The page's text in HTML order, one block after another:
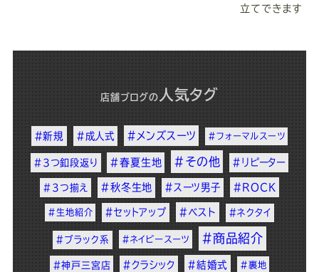
立てできます
店舗ブログ の 人気タグ
#新規 #成人式 #メンズスーツ #フォーマルスーツ
#3つ釦段返り #春夏生地 #その他 #リピーター
#3つ揃え #秋冬生地 #スーツ男子 #ROCK
#生地紹介 #セットアップ #ベスト #ネクタイ
#ブラック系 #ネイビースーツ #商品紹介
#神戸三宮店 #クラシック #結婚式 #裏地